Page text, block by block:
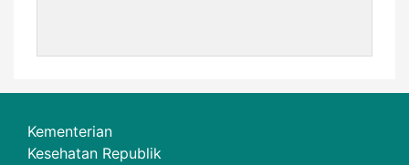
Kementerian
Kesehatan Republik